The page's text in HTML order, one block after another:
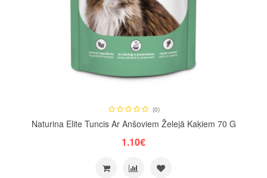
(0)
Naturina Elite Tuncis Ar Anšoviem Želejā Kaķiem 70 G
1.10€